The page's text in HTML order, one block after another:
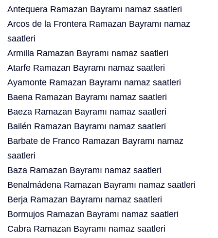
Antequera Ramazan Bayramı namaz saatleri
Arcos de la Frontera Ramazan Bayramı namaz
saatleri
Armilla Ramazan Bayramı namaz saatleri
Atarfe Ramazan Bayramı namaz saatleri
Ayamonte Ramazan Bayramı namaz saatleri
Baena Ramazan Bayramı namaz saatleri
Baeza Ramazan Bayramı namaz saatleri
Bailén Ramazan Bayramı namaz saatleri
Barbate de Franco Ramazan Bayramı namaz
saatleri
Baza Ramazan Bayramı namaz saatleri
Benalmádena Ramazan Bayramı namaz saatleri
Berja Ramazan Bayramı namaz saatleri
Bormujos Ramazan Bayramı namaz saatleri
Cabra Ramazan Bayramı namaz saatleri